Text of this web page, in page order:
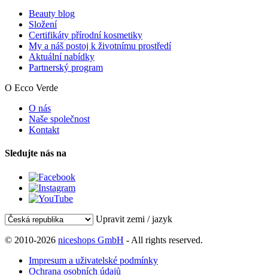
Beauty blog
Složení
Certifikáty přírodní kosmetiky
My a náš postoj k životnímu prostředí
Aktuální nabídky
Partnerský program
O Ecco Verde
O nás
Naše společnost
Kontakt
Sledujte nás na
Upravit zemi / jazyk
© 2010-2026 niceshops GmbH - All rights reserved.
Impresum a uživatelské podmínky
Ochrana osobních údajů